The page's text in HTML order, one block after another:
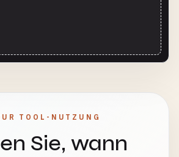
TOOL-NUTZUNG
Sie, wann